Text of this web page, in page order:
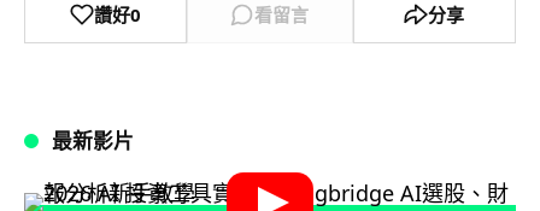
讚好0 看留言 分享
最新影片